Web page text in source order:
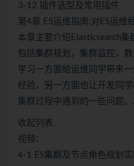
3-12 插件选型及常用插件
第4章 ES运维指南:对ES运维
本章主要介绍Elasticsearch集
包括集群规划，集群监控，
学习一方面给运维同学带来
经验，另一方面也让开发同
集群过程中遇到的一些问题
收起列表
视频：
4-1 ES集群及节点角色规划